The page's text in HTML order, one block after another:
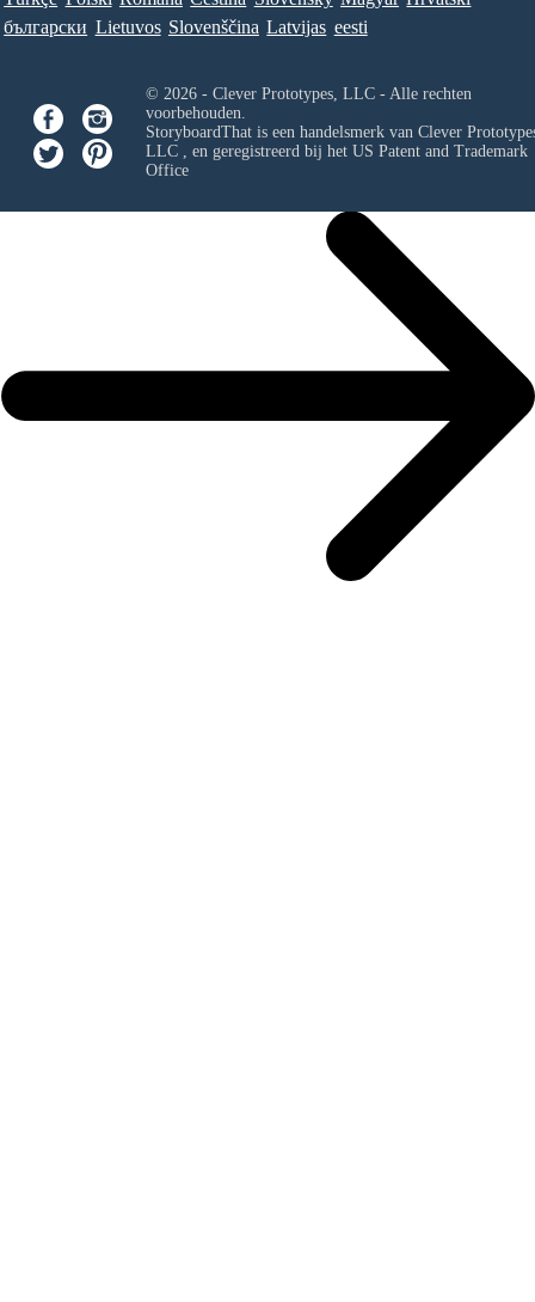
български Lietuvos Slovenščina Latvijas eesti
© 2026 - Clever Prototypes, LLC - Alle rechten
voorbehouden.
StoryboardThat is een handelsmerk van Clever
LLC, en geregistreerd bij het US Patent and Trademark
Office